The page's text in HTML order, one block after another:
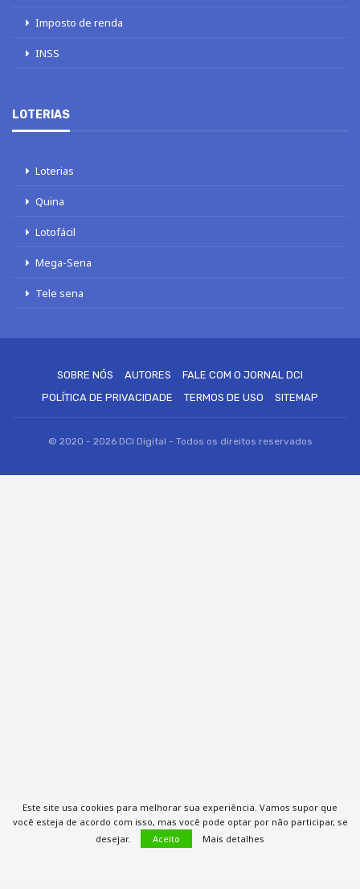
Imposto de renda
INSS
LOTERIAS
Loterias
Quina
Lotofácil
Mega-Sena
Tele sena
SOBRE NÓS AUTORES
FALE COM O JORNAL DCI
POLÍTICA DE PRIVACIDADE
TERMOS DE USO SITEMAP
© 2020 - 2026 DCI Digital - Todos os direitos reservados
Este site usa cookies para melhorar sua experiência. Vamos supor que
você esteja de acordo com isso, mas você pode optar por não participar, se
desejar.
Aceito Mais detalhes